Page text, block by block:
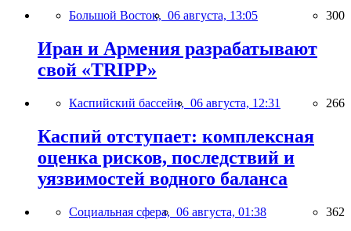
Большой Восток, 06 августа, 13:05 300
Иран и Армения разрабатывают
свой «TRIPP»
Каспийский бассейн, 06 августа, 12:31 266
Каспий отступает: комплексная
оценка рисков, последствий и
уязвимостей водного баланса
Социальная сфера, 06 августа, 01:38 362